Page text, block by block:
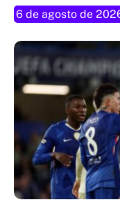
6 de agosto de